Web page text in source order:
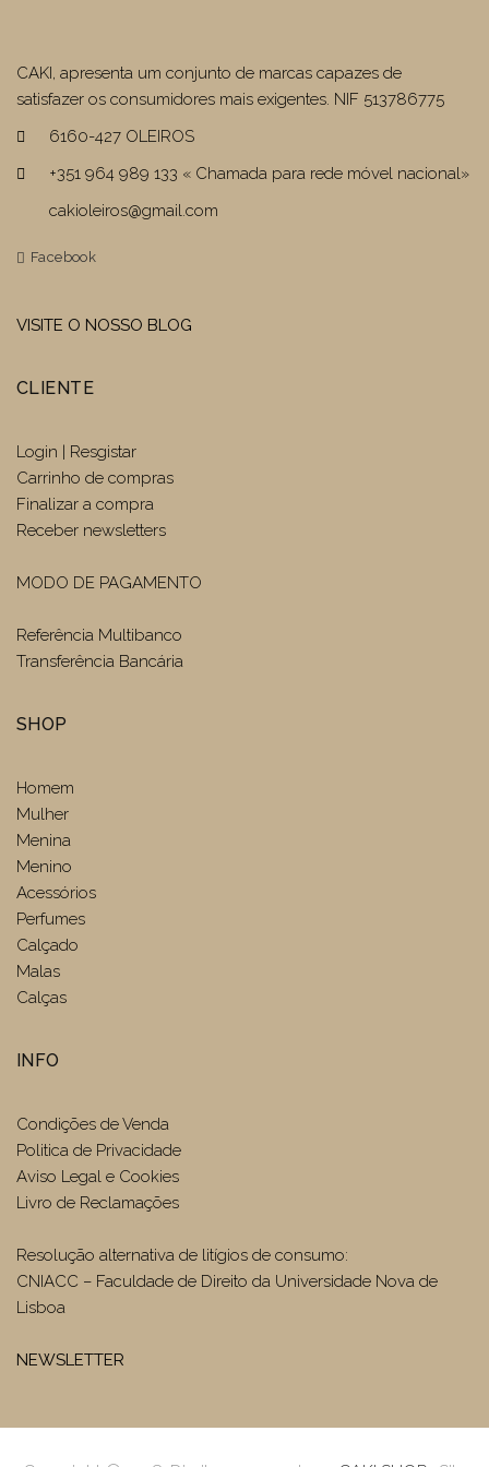
CAKI, apresenta um conjunto de marcas capazes de
satisfazer os consumidores mais exigentes. NIF 513786775
6160-427 OLEIROS
+351 964 989 133 « Chamada para rede móvel nacional»
cakioleiros@gmail.com
Facebook
VISITE O NOSSO BLOG
CLIENTE
Login | Resgistar
Carrinho de compras
Finalizar a compra
Receber newsletters
MODO DE PAGAMENTO
Referência Multibanco
Transferência Bancária
SHOP
Homem
Mulher
Menina
Menino
Acessórios
Perfumes
Calçado
Malas
Calças
INFO
Condições de Venda
Politica de Privacidade
Aviso Legal e Cookies
Livro de Reclamações
Resolução alternativa de litígios de consumo:
CNIACC – Faculdade de Direito da Universidade Nova de
Lisboa
NEWSLETTER